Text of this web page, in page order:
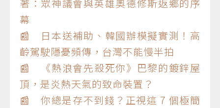
著：眾神議會與英雄奧德修斯返鄉的序
幕
📰 日本送補助、韓國辦模擬實測！高
齡駕駛隱憂頻傳，台灣不能慢半拍
📰 《熱浪會先殺死你》巴黎的鍍鋅屋
頂，是炎熱天氣的致命裝置？
📰 你總是存不到錢？正視這 7 個極簡